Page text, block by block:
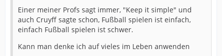
Einer meiner Profs sagt immer, "Keep it simple" und
auch Cruyff sagte schon, Fußball spielen ist einfach,
einfach Fußball spielen ist schwer.
Kann man denke ich auf vieles im Leben anwenden